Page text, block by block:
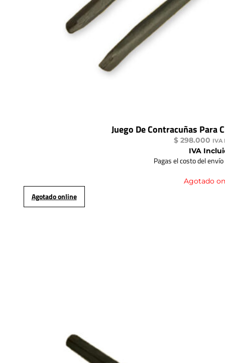
Juego De Contracuñas Para
$ 298.000 IVA
IVA
Pagas el costo del
Agotado
Agotado online